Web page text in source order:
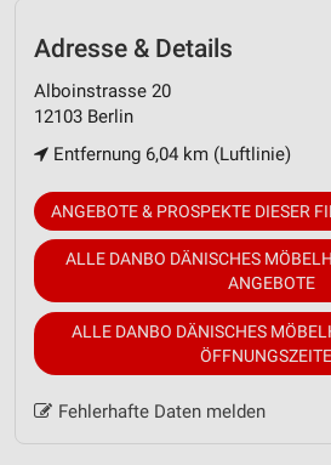
Adresse & Details
Alboinstrasse 20
12103 Berlin
Entfernung 6,04 km (Luftlinie)
ANGEBOTE & PROSPEKTE DIESER
ALLE DANBO DÄNISCHES
ANGEBOTE
ALLE DANBO DÄNISCHES
Fehlerhafte Daten melden